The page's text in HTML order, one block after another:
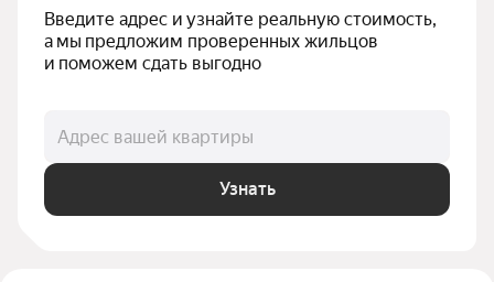
Введите адрес и узнайте реальную стоимость,
а мы предложим проверенных жильцов
и поможем сдать выгодно
Адрес вашей квартиры
Узнать